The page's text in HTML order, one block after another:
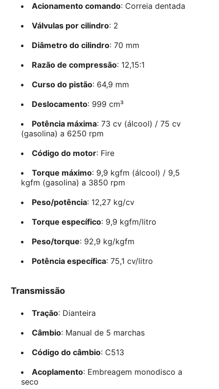
Acionamento comando: Correia dentada
Válvulas por cilindro: 2
Diâmetro do cilindro: 70 mm
Razão de compressão: 12,15:1
Curso do pistão: 64,9 mm
Deslocamento: 999 cm³
Potência máxima: 73 cv (álcool) / 75 cv
(gasolina) a 6250 rpm
Código do motor: Fire
Torque máximo: 9,9 kgfm (álcool) / 9,5
kgfm (gasolina) a 3850 rpm
Peso/potência: 12,27 kg/cv
Torque específico: 9,9 kgfm/litro
Peso/torque: 92,9 kg/kgfm
Potência específica: 75,1 cv/litro
Transmissão
Tração: Dianteira
Câmbio: Manual de 5 marchas
Código do câmbio: C513
Acoplamento: Embreagem monodisco a
seco